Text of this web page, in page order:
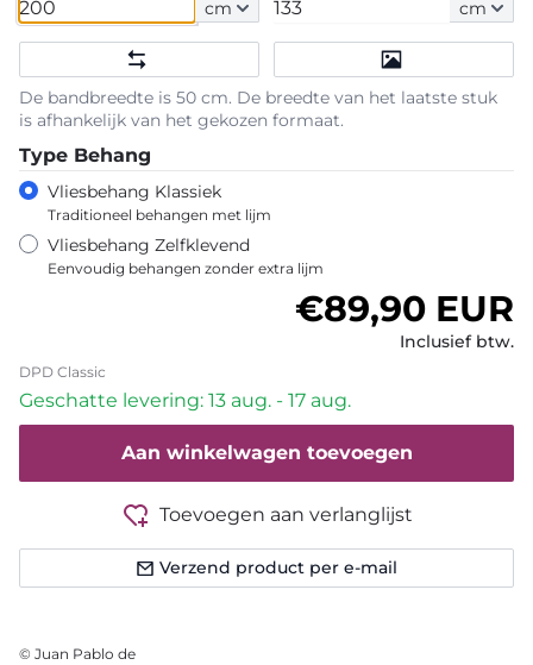
cm
cm
De bandbreedte is 50 cm. De breedte van het laatste stuk
is afhankelijk van het gekozen formaat.
Type Behang
Vliesbehang Klassiek
Traditioneel behangen met lijm
Vliesbehang Zelfklevend
Eenvoudig behangen zonder extra lijm
Normale
€89,90 EUR
Inclusief btw.
DPD Classic
Geschatte levering: 13 aug. - 17 aug.
Aan winkelwagen toevoegen
Toevoegen aan verlanglijst
Verzend product per e-mail
© Juan Pablo de